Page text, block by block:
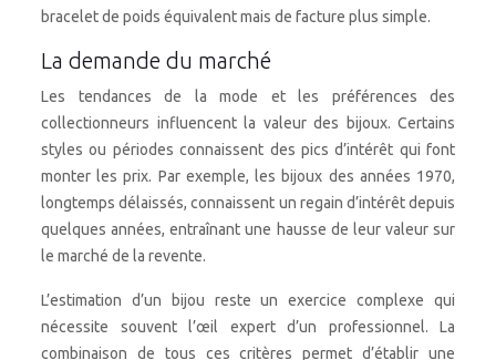
bracelet de poids équivalent mais de facture plus simple.
La demande du marché
Les tendances de la mode et les préférences des
collectionneurs influencent la valeur des bijoux. Certains
styles ou périodes connaissent des pics d’intérêt qui font
monter les prix. Par exemple, les bijoux des années 1970,
longtemps délaissés, connaissent un regain d’intérêt depuis
quelques années, entraînant une hausse de leur valeur sur
le marché de la revente.
L’estimation d’un bijou reste un exercice complexe qui
nécessite souvent l’œil expert d’un professionnel. La
combinaison de tous ces critères permet d’établir une